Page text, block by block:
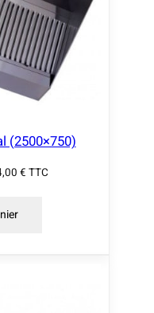
(2500×750)
€ TTC